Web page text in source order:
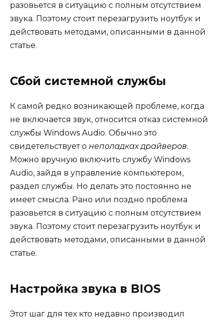
разовьется в ситуацию с полным отсутствием
звука. Поэтому стоит перезагрузить ноутбук и
действовать методами, описанными в данной
статье.
Сбой системной службы
К самой редко возникающей проблеме, когда
не включается звук, относится отказ системной
службы Windows Audio. Обычно это
свидетельствует о неполадках драйверов.
Можно вручную включить службу Windows
Audio, зайдя в управление компьютером,
раздел службы. Но делать это постоянно не
имеет смысла. Рано или поздно проблема
разовьется в ситуацию с полным отсутствием
звука. Поэтому стоит перезагрузить ноутбук и
действовать методами, описанными в данной
статье.
Настройка звука в BIOS
Этот шаг для тех кто недавно производил